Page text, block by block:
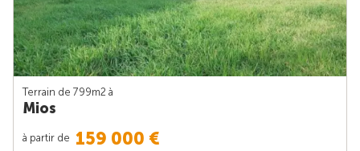
Terrain de 799m2 à
Mios
à partir de 159 000 €